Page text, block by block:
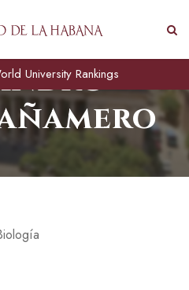
University Rankings